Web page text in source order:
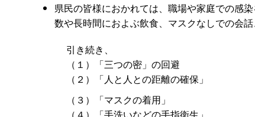
県民の皆様におかれては、職場や家庭での感
数や長時間におよぶ飲食、マスクなしでの会
引き続き、
（１）「三つの密」の回避
（２）「人と人との距離の確保」
（３）「マスクの着用」
（４）「手洗いなどの手指衛生」